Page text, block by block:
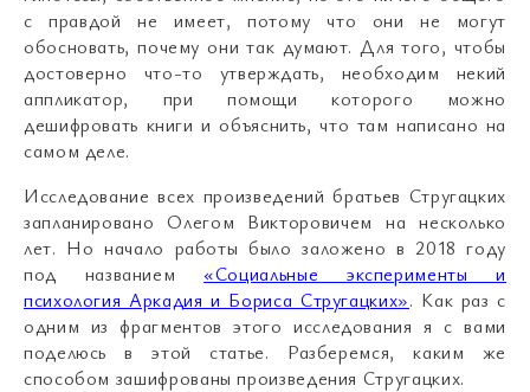
с правдой не имеет, потому что они не могут
обосновать, почему они так думают. Для того, чтобы
достоверно что-то утверждать, необходим некий
аппликатор, при помощи которого можно
дешифровать книги и объяснить, что там написано на
самом деле.
Исследование всех произведений братьев Стругацких
запланировано Олегом Викторовичем на несколько
лет. Но начало работы было заложено в 2018 году
под названием«Социальные эксперименты и
психология Аркадия и Бориса Стругацких». Как раз с
одним из фрагментов этого исследования я с вами
поделюсь в этой статье. Разберемся, каким же
способом зашифрованы произведения Стругацких.